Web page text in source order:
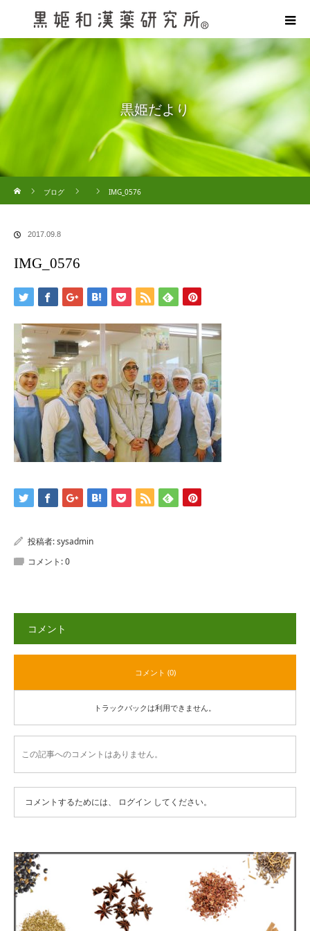
黒姫だより
ブログ
IMG_0576
2017.09.8
IMG_0576
投稿者:sysadmin
コメント:0
コメント
コメント (0)
トラックバックは利用できません。
この記事へのコメントはありません。
コメントするためには、 ログイン してください。